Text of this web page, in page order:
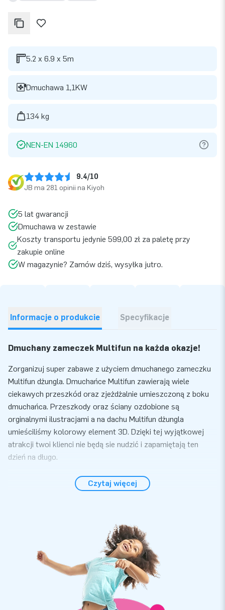
5.2 x 6.9 x 5m
Dmuchawa 1,1KW
134 kg
NEN-EN 14960
9.4/10
JB ma 281 opinii na Kiyoh
5 lat gwarancji
Dmuchawa w zestawie
Koszty transportu jedynie 599,00 zł za paletę przy
zakupie online
W magazynie? Zamów dziś, wysyłka jutro.
Informacje o produkcie Specyfikacje
Dmuchany zameczek Multifun na każdą okazje!
Zorganizuj super zabawe z użyciem dmuchanego zameczku
Multifun dżungla. Dmuchańce Multifun zawierają wiele
ciekawych przeszkód oraz zjeżdżalnie umieszczoną z boku
dmuchańca. Przeszkody oraz ściany ozdobione są
orginalnymi ilustracjami a na dachu Multifun dżungla
umieściliśmy kolorowy element 3D. Dzięki tej wyjątkowej
atrakcji twoi klienci nie będą sie nudzić i zapamiętają ten
dzień na długo.
kompaktowy i łatwy w transporcie. Idealnie nadaje się jako
atrakcja na zewnątrz jak i w środku. Przy zakupie
dmuchańca dmuchawe, materiały mocujące oraz torbę do
transportu dostaniesz za darmo. Zestaw zawiera wszytko
do prawidłowego użycia dmuchańca. Kup ten wyjątkowy
dmuchany zameczek Multifun dżungla i zapewnij swoim
klientom niezapomniane przeżycia!
Czytaj więcej